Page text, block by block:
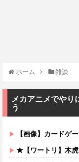
ホーム 雑談
メカアニメでやり
う
【画像】カードゲ
★【ワートリ】木